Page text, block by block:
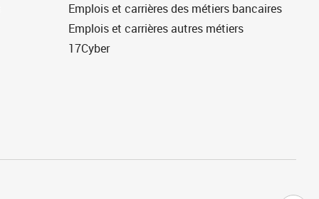
Emplois et carrières des métiers bancaires
Emplois et carrières autres métiers
17Cyber